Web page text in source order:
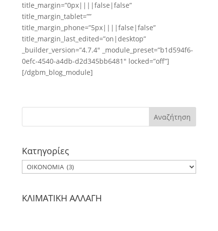
title_margin=”0px||||false|false”
title_margin_tablet=””
title_margin_phone=”5px||||false|false”
title_margin_last_edited=”on|desktop”
_builder_version=”4.7.4″ _module_preset=”b1d594f6-
0efc-4540-a4db-d2d345bb6481″ locked=”off”]
[/dgbm_blog_module]
Kατηγορίες
Kατηγορίες
ΚΛΙΜΑΤΙΚΗ ΑΛΛΑΓΗ